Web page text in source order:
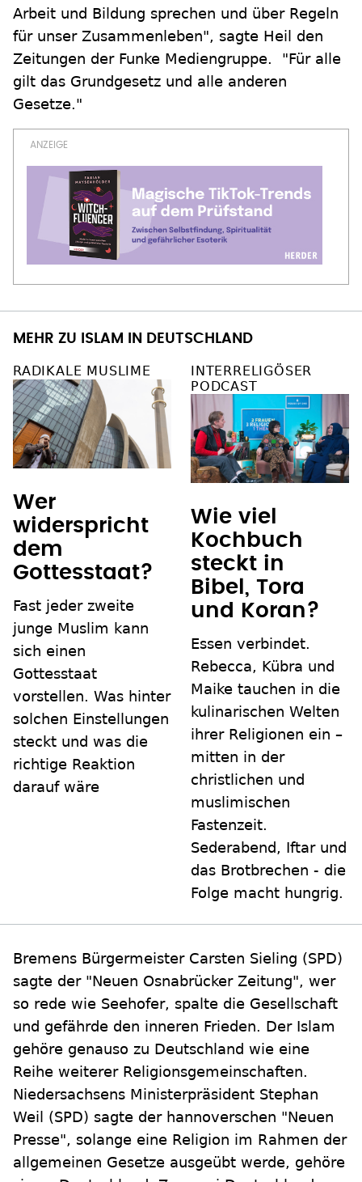
Arbeit und Bildung sprechen und über Regeln
für unser Zusammenleben", sagte Heil den
Zeitungen der Funke Mediengruppe. "Für alle
gilt das Grundgesetz und alle anderen
Gesetze."
MEHR ZU ISLAM IN DEUTSCHLAND
RADIKALE MUSLIME
Wer
widerspricht
dem
Gottesstaat?
Fast jeder zweite
junge Muslim kann
sich einen
Gottesstaat
vorstellen. Was hinter
solchen Einstellungen
steckt und was die
richtige Reaktion
darauf wäre
INTERRELIGÖSER
PODCAST
Wie viel
Kochbuch
steckt in
Bibel, Tora
und Koran?
Essen verbindet.
Rebecca, Kübra und
Maike tauchen in die
kulinarischen Welten
ihrer Religionen ein –
mitten in der
christlichen und
muslimischen
Fastenzeit.
Sederabend, Iftar und
das Brotbrechen - die
Folge macht hungrig.
Bremens Bürgermeister Carsten Sieling (SPD)
sagte der "Neuen Osnabrücker Zeitung", wer
so rede wie Seehofer, spalte die Gesellschaft
und gefährde den inneren Frieden. Der Islam
gehöre genauso zu Deutschland wie eine
Reihe weiterer Religionsgemeinschaften.
Niedersachsens Ministerpräsident Stephan
Weil (SPD) sagte der hannoverschen "Neuen
Presse", solange eine Religion im Rahmen der
allgemeinen Gesetze ausgeübt werde, gehöre